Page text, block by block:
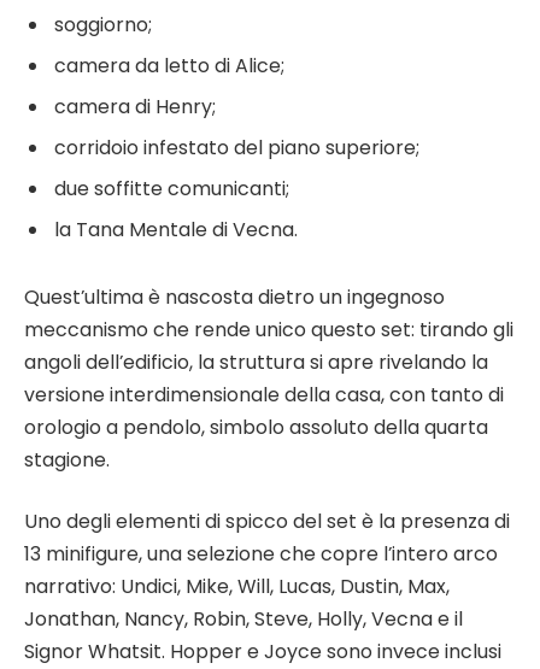
soggiorno;
camera da letto di Alice;
camera di Henry;
corridoio infestato del piano superiore;
due soffitte comunicanti;
la Tana Mentale di Vecna.
Quest’ultima è nascosta dietro un ingegnoso
meccanismo che rende unico questo set: tirando gli
angoli dell’edificio, la struttura si apre rivelando la
versione interdimensionale della casa, con tanto di
orologio a pendolo, simbolo assoluto della quarta
stagione.
Uno degli elementi di spicco del set è la presenza di
13 minifigure, una selezione che copre l’intero arco
narrativo: Undici, Mike, Will, Lucas, Dustin, Max,
Jonathan, Nancy, Robin, Steve, Holly, Vecna e il
Signor Whatsit. Hopper e Joyce sono invece inclusi